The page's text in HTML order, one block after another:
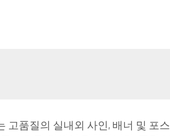
고품질의 실내외 사인, 배너 및 포스